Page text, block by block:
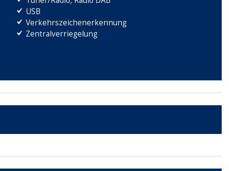
USB
Verkehrszeichenerkennung
Zentralverriegelung